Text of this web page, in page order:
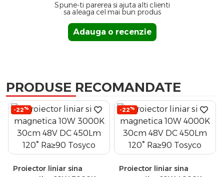
Spune-ti parerea si ajuta alti clienti
sa aleaga cel mai bun produs
Adauga o recenzie
PRODUSE RECOMANDATE
-22%
Proiector liniar sina
-22%
Proiector liniar sina